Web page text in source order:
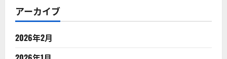
アーカイブ
2026年2月